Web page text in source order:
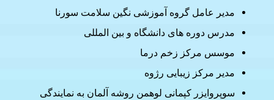
مدیر عامل گروه آموزشی نگین سلامت سورنا
مدرس دوره های دانشگاه و بین المللی
موسس مرکز زخم درما
مدیر مرکز زیبایی رژوه
سوپروایزر کپمانی لوهمن روشه آلمان به نمایندگی